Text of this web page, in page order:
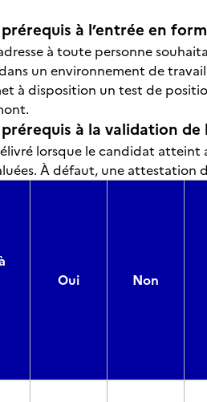
à l’entrée en
à toute personne
un environnement de
à disposition un test de
prérequis à la validation
lorsque le candidat atteint
À défaut, une attestation
Oui Non